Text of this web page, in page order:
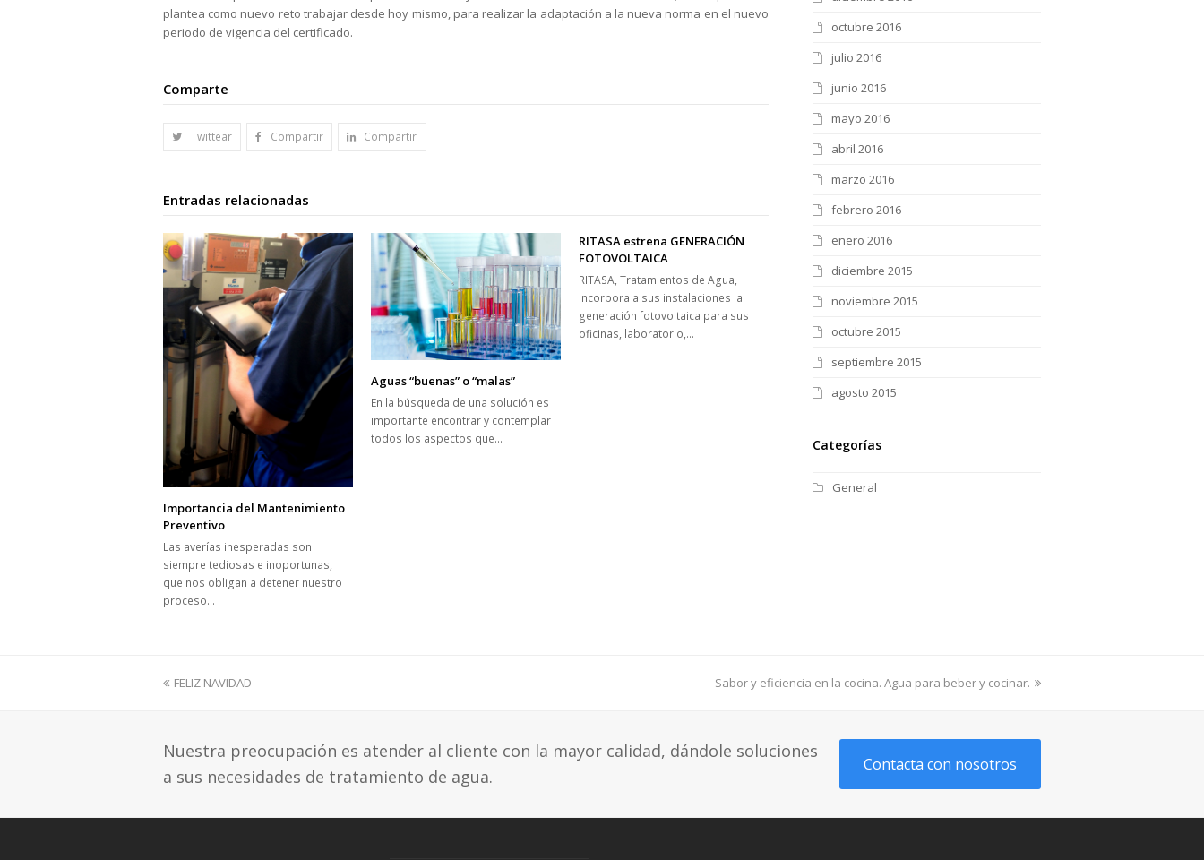
plantea como nuevo reto trabajar desde hoy mismo, para realizar la adaptación a la nueva norma en el nuevo
periodo de vigencia del certificado.
Comparte
Twittear Compartir Compartir
Entradas relacionadas
Importancia del Mantenimiento
Preventivo
Las averías inesperadas son
siempre tediosas e inoportunas,
que nos obligan a detener nuestro
proceso…
Aguas “buenas” o “malas”
En la búsqueda de una solución es
importante encontrar y contemplar
todos los aspectos que…
RITASA estrena GENERACIÓN
FOTOVOLTAICA
RITASA, Tratamientos de Agua,
incorpora a sus instalaciones la
generación fotovoltaica para sus
oficinas, laboratorio,…
octubre 2016
julio 2016
junio 2016
mayo 2016
abril 2016
marzo 2016
febrero 2016
enero 2016
diciembre 2015
noviembre 2015
octubre 2015
septiembre 2015
agosto 2015
Categorías
General
previous
FELIZ NAVIDAD
next
Sabor y eficiencia en la cocina. Agua para beber y cocinar.
Nuestra preocupación es atender al cliente con la mayor calidad, dándole soluciones
a sus necesidades de tratamiento de agua.
Contacta con nosotros